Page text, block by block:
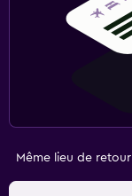
Même lieu de retour